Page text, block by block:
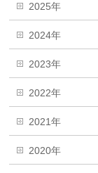
2025年
2024年
2023年
2022年
2021年
2020年